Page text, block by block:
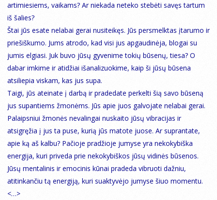
artimiesiems, vaikams? Ar niekada neteko stebėti savęs tartum
iš šalies?
Štai jūs esate nelabai gerai nusiteikęs. Jūs persmelktas įtarumo ir
priešiškumo. Jums atrodo, kad visi jus apgaudinėja, blogai su
jumis elgiasi. Juk buvo jūsų gyvenime tokių būsenų, tiesa? O
dabar imkime ir atidžiai išanalizuokime, kaip ši jūsų būsena
atsiliepia viskam, kas jus supa.
Taigi, jūs ateinate į darbą ir pradedate perkelti šią savo būseną
jus supantiems žmonėms. Jūs apie juos galvojate nelabai gerai.
Palaipsniui žmonės nevalingai nuskaito jūsų vibracijas ir
atsigręžia į jus ta puse, kurią jūs matote juose. Ar suprantate,
apie ką aš kalbu? Pačioje pradžioje jumyse yra nekokybiška
energija, kuri priveda prie nekokybiškos jūsų vidinės būsenos.
Jūsų mentalinis ir emocinis kūnai pradeda vibruoti dažniu,
atitinkančiu tą energiją, kuri suaktyvėjo jumyse šiuo momentu.
<…>